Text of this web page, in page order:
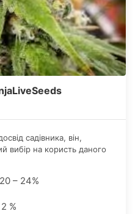
садівника, він,
вибір на користь даного
– 24%
%